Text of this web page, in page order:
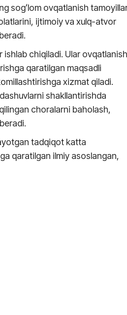
sogʻlom ovqatlanish
ijtimoiy va xulq-atvor
ishlab chiqiladi. Ular ovqatlanish
qaratilgan maqsadli
xizmat qiladi.
shakllantirishda
choralarni baholash,
tadqiqot katta
qaratilgan ilmiy asoslangan,